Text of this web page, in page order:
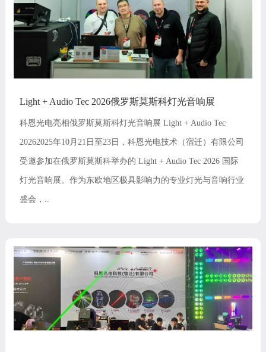
Light + Audio Tec 2026俄罗斯莫斯科灯光音响展
科恩光电亮相俄罗斯莫斯科灯光音响展 Light + Audio Tec
20262025年10月21日至23日，科恩光电技术（宿迁）有限公司
受邀参加在俄罗斯莫斯科举办的 Light + Audio Tec 2026 国际
灯光音响展。作为东欧地区极具影响力的专业灯光与音响行业
盛会，..